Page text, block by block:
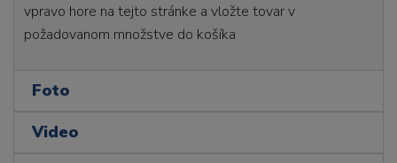
vpravo hore na tejto stránke a vložte tovar v
požadovanom množstve do košíka
Foto
Video